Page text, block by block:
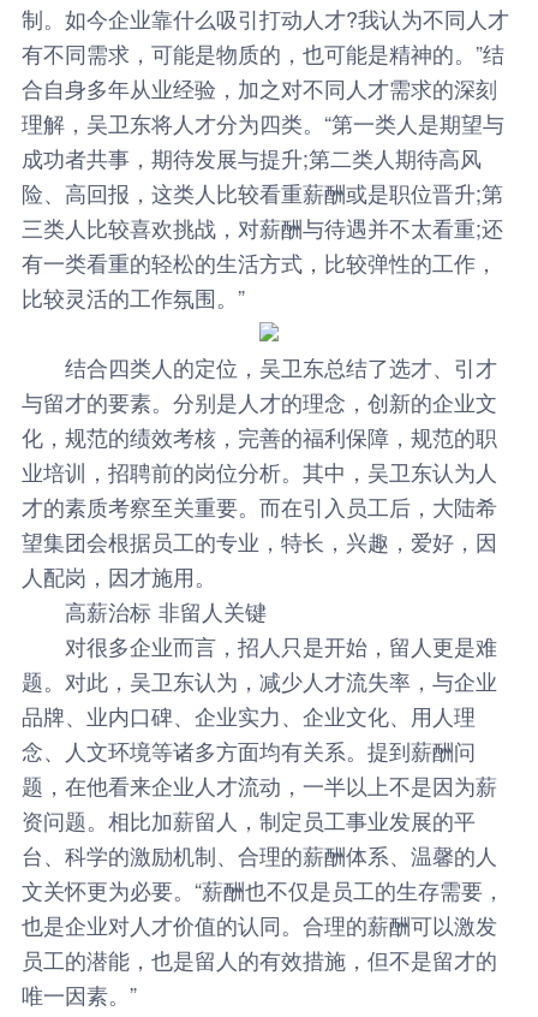
制。如今企业靠什么吸引打动人才?我认为不同人才
有不同需求，可能是物质的，也可能是精神的。”结
合自身多年从业经验，加之对不同人才需求的深刻
理解，吴卫东将人才分为四类。“第一类人是期望与
成功者共事，期待发展与提升;第二类人期待高风
险、高回报，这类人比较看重薪酬或是职位晋升;第
三类人比较喜欢挑战，对薪酬与待遇并不太看重;还
有一类看重的轻松的生活方式，比较弹性的工作，
比较灵活的工作氛围。”
结合四类人的定位，吴卫东总结了选才、引才
与留才的要素。分别是人才的理念，创新的企业文
化，规范的绩效考核，完善的福利保障，规范的职
业培训，招聘前的岗位分析。其中，吴卫东认为人
才的素质考察至关重要。而在引入员工后，大陆希
望集团会根据员工的专业，特长，兴趣，爱好，因
人配岗，因才施用。
高薪治标 非留人关键
对很多企业而言，招人只是开始，留人更是难
题。对此，吴卫东认为，减少人才流失率，与企业
品牌、业内口碑、企业实力、企业文化、用人理
念、人文环境等诸多方面均有关系。提到薪酬问
题，在他看来企业人才流动，一半以上不是因为薪
资问题。相比加薪留人，制定员工事业发展的平
台、科学的激励机制、合理的薪酬体系、温馨的人
文关怀更为必要。“薪酬也不仅是员工的生存需要，
也是企业对人才价值的认同。合理的薪酬可以激发
员工的潜能，也是留人的有效措施，但不是留才的
唯一因素。”